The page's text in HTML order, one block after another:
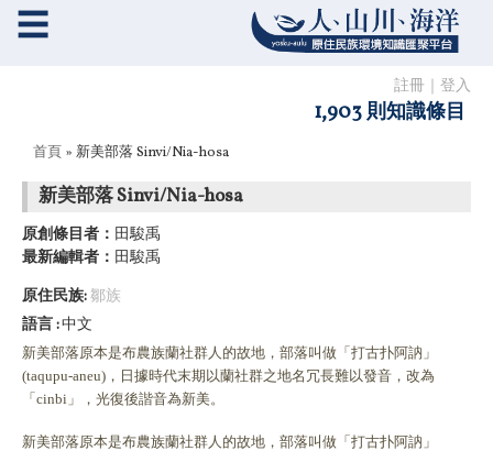
註冊 登入
1,903 則知識條目
☰
您在這裡
首頁 » 新美部落 Sinvi/Nia-hosa
新美部落 Sinvi/Nia-hosa
原創條目者： 田駿禹
最新編輯者： 田駿禹
原住民族:鄒族
語言 中文
新美部落原本是布農族蘭社群人的故地，部落叫做「打古扑阿訥」
(taqupu-aneu)，日據時代末期以蘭社群之地名冗長難以發音，改為
「cinbi」，光復後諧音為新美。
新美部落原本是布農族蘭社群人的故地，部落叫做「打古扑阿訥」